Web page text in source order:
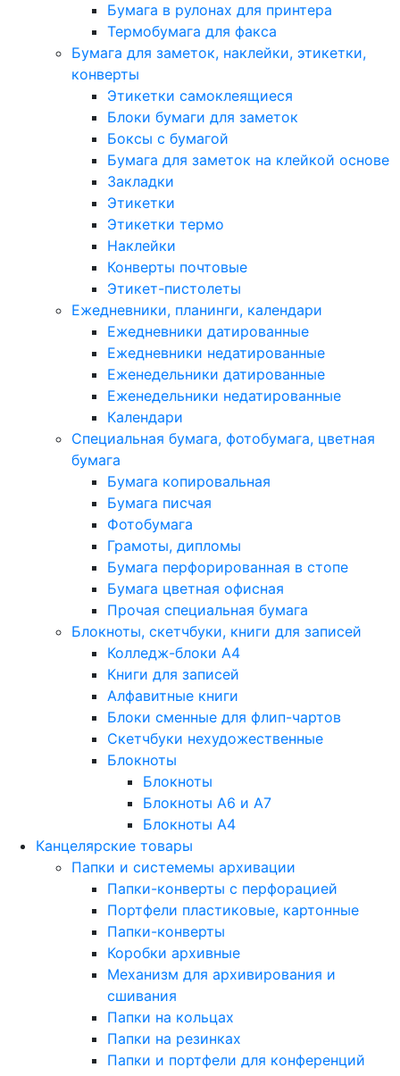
Бумага в рулонах для принтера
Термобумага для факса
Бумага для заметок, наклейки, этикетки,
конверты
Этикетки самоклеящиеся
Блоки бумаги для заметок
Боксы с бумагой
Бумага для заметок на клейкой основе
Закладки
Этикетки
Этикетки термо
Наклейки
Конверты почтовые
Этикет-пистолеты
Ежедневники, планинги, календари
Ежедневники датированные
Ежедневники недатированные
Еженедельники датированные
Еженедельники недатированные
Календари
Специальная бумага, фотобумага, цветная
бумага
Бумага копировальная
Бумага писчая
Фотобумага
Грамоты, дипломы
Бумага перфорированная в стопе
Бумага цветная офисная
Прочая специальная бумага
Блокноты, скетчбуки, книги для записей
Колледж-блоки А4
Книги для записей
Алфавитные книги
Блоки сменные для флип-чартов
Скетчбуки нехудожественные
Блокноты
Блокноты
Блокноты A6 и A7
Блокноты A4
Канцелярские товары
Папки и системемы архивации
Папки-конверты с перфорацией
Портфели пластиковые, картонные
Папки-конверты
Коробки архивные
Механизм для архивирования и
сшивания
Папки на кольцах
Папки на резинках
Папки и портфели для конференций